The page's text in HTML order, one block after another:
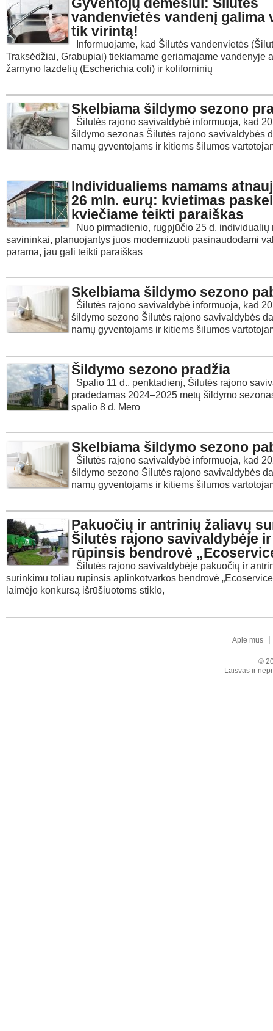
vandenvietės vandenį galima
tik virintą!
Informuojame, kad Šilutės vandenvietės
Traksėdžiai, Grabupiai) tiekiamame geriamajame vandenyje
žarnyno lazdelių (Escherichia coli) ir koliforninių
Skelbiama šildymo sezono
Šilutės rajono savivaldybė informuoja, kad
šildymo sezonas Šilutės rajono savivaldybės
namų gyventojams ir kitiems šilumos
Individualiems namams
26 mln. eurų: kvietimas
kviečiame teikti paraiškas
Nuo pirmadienio, rugpjūčio 25 d. individualių
savininkai, planuojantys juos modernizuoti pasinaudodami
parama, jau gali teikti paraiškas
Skelbiama šildymo sezono
Šilutės rajono savivaldybė informuoja, kad
šildymo sezono Šilutės rajono savivaldybės
namų gyventojams ir kitiems šilumos
Šildymo sezono pradžia
Spalio 11 d., penktadienį, Šilutės rajono
pradedamas 2024–2025 metų šildymo
spalio 8 d. Mero
Skelbiama šildymo sezono
Šilutės rajono savivaldybė informuoja, kad
šildymo sezono Šilutės rajono savivaldybės
namų gyventojams ir kitiems šilumos
Pakuočių ir antrinių žaliavų
Šilutės rajono savivaldybėje
rūpinsis bendrovė
Šilutės rajono savivaldybėje pakuočių ir
surinkimu toliau rūpinsis aplinkotvarkos bendrovė
laimėjo konkursą išrūšiuotoms stiklo,
Apie mus
©
Laisvas ir